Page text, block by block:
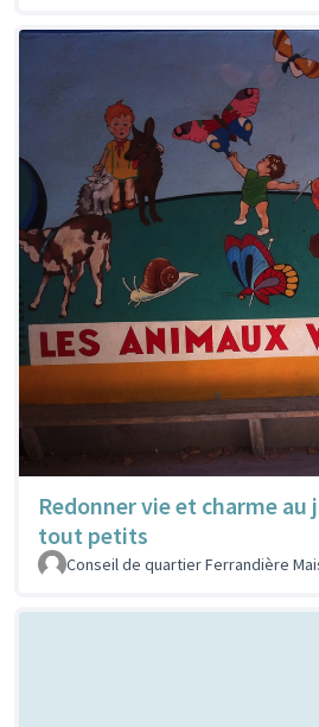
Redonner vie et charme au
tout petits
Conseil de quartier Ferrandière